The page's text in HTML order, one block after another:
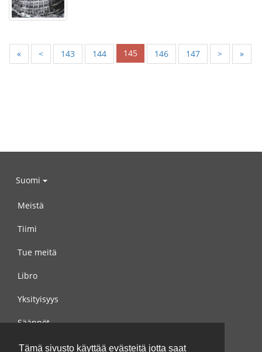
Tämä sivusto käyttää evästeitä jotta saat
« < 143 144 145 146 147 > »
Suomi
Meistä
Tiimi
Tue meitä
Libro
Yksityisyys
Säännöt
Ota yhteyttä meihin